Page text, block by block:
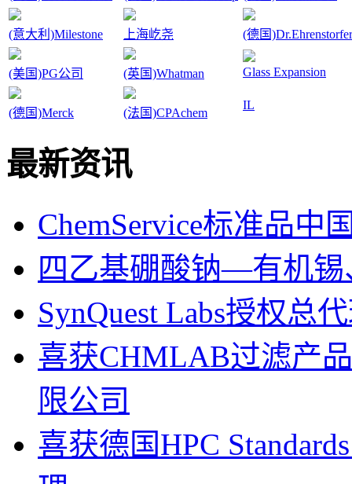
(意大利)Milestone 上海屹尧 (德国)Dr.Ehrenstorfer
(美国)PG公司 (英国)Whatman Glass Expansion
(德国)Merck (法国)CPAchem
IL
最新资讯
ChemService标准品中
四乙基硼酸钠—有机
SynQuest Labs授权总
喜获CHMLAB过滤产
限公司
喜获德国HPC